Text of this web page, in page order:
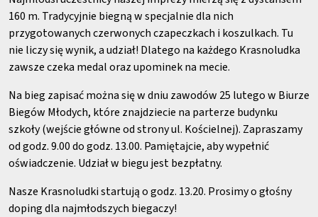
160 m. Tradycyjnie biegną w specjalnie dla nich
przygotowanych czerwonych czapeczkach i koszulkach. Tu
nie liczy się wynik, a udział! Dlatego na każdego Krasnoludka
zawsze czeka medal oraz upominek na mecie.
Na bieg zapisać można się w dniu zawodów 25 lutego w Biurze
Biegów Młodych, które znajdziecie na parterze budynku
szkoły (wejście główne od strony ul. Kościelnej). Zapraszamy
od godz. 9.00 do godz. 13.00. Pamiętajcie, aby wypełnić
oświadczenie. Udział w biegu jest bezpłatny.
Nasze Krasnoludki startują o godz. 13.20. Prosimy o głośny
doping dla najmłodszych biegaczy!